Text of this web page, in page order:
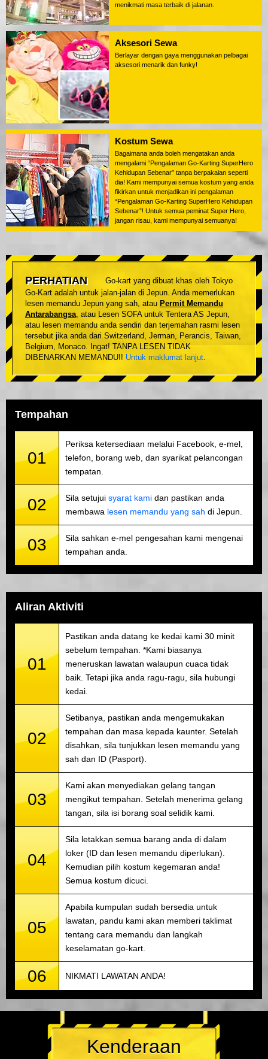
menikmati masa terbaik di jalanan.
Aksesori Sewa
Berlayar dengan gaya menggunakan pelbagai
aksesori menarik dan funky!
Kostum Sewa
Bagaimana anda boleh mengatakan anda
mengalami “Pengalaman Go-Karting SuperHero
Kehidupan Sebenar” tanpa berpakaian seperti
dia! Kami mempunyai semua kostum yang anda
fikirkan untuk menjadikan ini pengalaman
“Pengalaman Go-Karting SuperHero Kehidupan
Sebenar”! Untuk semua peminat Super Hero,
jangan risau, kami mempunyai semuanya!
PERHATIAN
Go-kart yang dibuat khas oleh Tokyo
Go-Kart adalah untuk jalan-jalan di Jepun. Anda memerlukan
lesen memandu Jepun yang sah, atau Permit Memandu
Antarabangsa, atau Lesen SOFA untuk Tentera AS Jepun,
atau lesen memandu anda sendiri dan terjemahan rasmi lesen
tersebut jika anda dari Switzerland, Jerman, Perancis, Taiwan,
Belgium, Monaco. Ingat! TANPA LESEN TIDAK
DIBENARKAN MEMANDU!! Untuk maklumat lanjut.
Tempahan
01
Periksa ketersediaan melalui Facebook, e-mel,
telefon, borang web, dan syarikat pelancongan
tempatan.
02 Sila setujui syarat kami dan pastikan anda
membawa lesen memandu yang sah di Jepun.
03
Sila sahkan e-mel pengesahan kami mengenai
tempahan anda.
Aliran Aktiviti
01
Pastikan anda datang ke kedai kami 30 minit
sebelum tempahan. *Kami biasanya
meneruskan lawatan walaupun cuaca tidak
baik. Tetapi jika anda ragu-ragu, sila hubungi
kedai.
02
Setibanya, pastikan anda mengemukakan
tempahan dan masa kepada kaunter. Setelah
disahkan, sila tunjukkan lesen memandu yang
sah dan ID (Pasport).
03
Kami akan menyediakan gelang tangan
mengikut tempahan. Setelah menerima gelang
tangan, sila isi borang soal selidik kami.
04
Sila letakkan semua barang anda di dalam
loker (ID dan lesen memandu diperlukan).
Kemudian pilih kostum kegemaran anda!
Semua kostum dicuci.
05
Apabila kumpulan sudah bersedia untuk
lawatan, pandu kami akan memberi taklimat
tentang cara memandu dan langkah
keselamatan go-kart.
06 NIKMATI LAWATAN ANDA!
Kenderaan